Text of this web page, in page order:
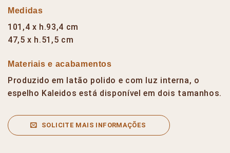
Medidas
101,4 x h.93,4 cm
47,5 x h.51,5 cm
Materiais e acabamentos
Produzido em latão polido e com luz interna, o
espelho Kaleidos está disponível em dois tamanhos.
SOLICITE MAIS INFORMAÇÕES